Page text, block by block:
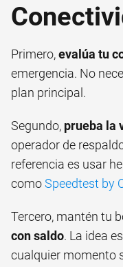
Primero,evalúa tu
emergencia. No
plan principal.
Segundo, prueba la
operador de
referencia es usar
comoSpeedtest by
Tercero, mantén tu
con saldo. La idea
cualquier momento